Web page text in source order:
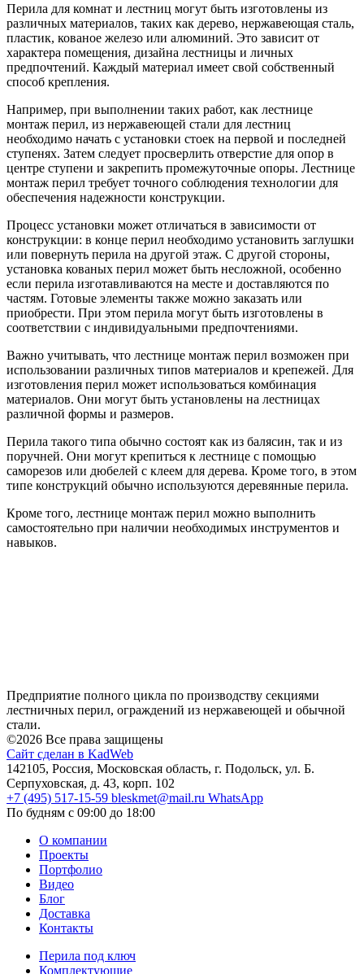
Перила для комнат и лестниц могут быть изготовлены из
различных материалов, таких как дерево, нержавеющая сталь,
пластик, кованое железо или алюминий. Это зависит от
характера помещения, дизайна лестницы и личных
предпочтений. Каждый материал имеет свой собственный
способ крепления.
Например, при выполнении таких работ, как лестнице
монтаж перил, из нержавеющей стали для лестниц
необходимо начать с установки стоек на первой и последней
ступенях. Затем следует просверлить отверстие для опор в
центре ступени и закрепить промежуточные опоры. Лестнице
монтаж перил требует точного соблюдения технологии для
обеспечения надежности конструкции.
Процесс установки может отличаться в зависимости от
конструкции: в конце перил необходимо установить заглушки
или повернуть перила на другой этаж. С другой стороны,
установка кованых перил может быть несложной, особенно
если перила изготавливаются на месте и доставляются по
частям. Готовые элементы также можно заказать или
приобрести. При этом перила могут быть изготовлены в
соответствии с индивидуальными предпочтениями.
Важно учитывать, что лестнице монтаж перил возможен при
использовании различных типов материалов и крепежей. Для
изготовления перил может использоваться комбинация
материалов. Они могут быть установлены на лестницах
различной формы и размеров.
Перила такого типа обычно состоят как из балясин, так и из
поручней. Они могут крепиться к лестнице с помощью
саморезов или дюбелей с клеем для дерева. Кроме того, в этом
типе конструкций обычно используются деревянные перила.
Кроме того, лестнице монтаж перил можно выполнить
самостоятельно при наличии необходимых инструментов и
навыков.
Предприятие полного цикла по производству секциями
лестничных перил, ограждений из нержавеющей и обычной
стали.
©2026 Все права защищены
Сайт сделан в KadWeb
142105, Россия, Московская область, г. Подольск, ул. Б.
Серпуховская, д. 43, корп. 102
+7 (495) 517-15-59 bleskmet@mail.ru WhatsApp
По будням с 09:00 до 18:00
О компании
Проекты
Портфолио
Видео
Блог
Доставка
Контакты
Перила под ключ
Комплектующие